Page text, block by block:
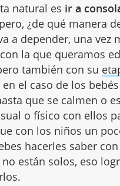
natural es ir a
pero, ¿de qué manera
a depender, una vez
la que queramos
también con su
en el caso de los
que se calmen o
o físico con ellos
con los niños un
hacerles saber
están solos, eso